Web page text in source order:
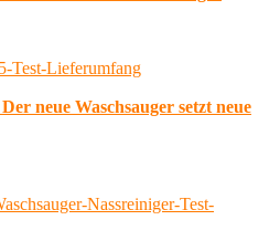
neue Waschsauger setzt neue